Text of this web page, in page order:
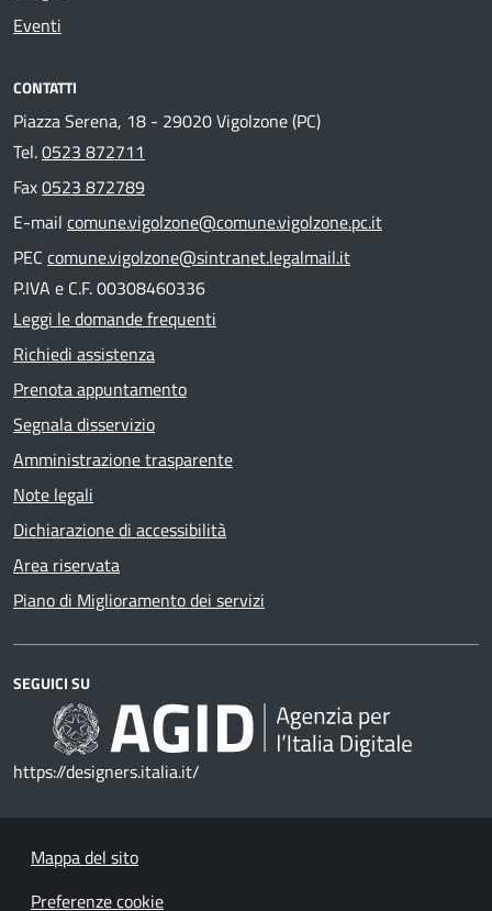
Eventi
CONTATTI
Piazza Serena, 18 - 29020 Vigolzone (PC)
Tel.0523 872711
Fax0523 872789
E-mail comune.vigolzone@comune.vigolzone.pc.it
PEC comune.vigolzone@sintranet.legalmail.it
P.IVA e C.F. 00308460336
Leggi le domande frequenti
Richiedi assistenza
Prenota appuntamento
Segnala disservizio
Amministrazione trasparente
Note legali
Dichiarazione di accessibilità
Area riservata
Piano di Miglioramento dei servizi
SEGUICI SU
https://designers.italia.it/
Mappa del sito
Preferenze cookie